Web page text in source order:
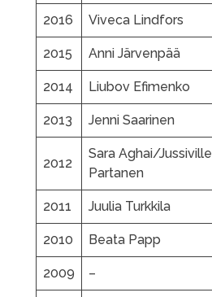
2016 Viveca Lindfors
2015 Anni Järvenpää
2014 Liubov Efimenko
2013 Jenni Saarinen
2012
Sara Aghai/Jussiville
Partanen
2011 Juulia Turkkila
2010 Beata Papp
2009 –